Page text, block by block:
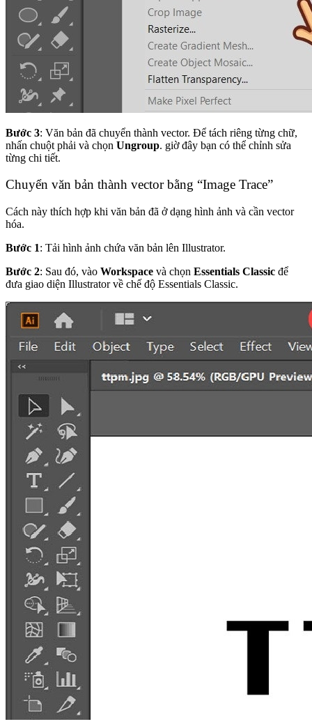
Bước 3: Văn bản đã chuyển thành vector. Để tách riêng từng chữ,
nhấn chuột phải và chọn Ungroup. giờ đây bạn có thể chỉnh sửa
từng chi tiết.
Chuyển văn bản thành vector bằng “Image Trace”
Cách này thích hợp khi văn bản đã ở dạng hình ảnh và cần vector
hóa.
Bước 1: Tải hình ảnh chứa văn bản lên Illustrator.
Bước 2: Sau đó, vào Workspace và chọn Essentials Classic để
đưa giao diện Illustrator về chế độ Essentials Classic.